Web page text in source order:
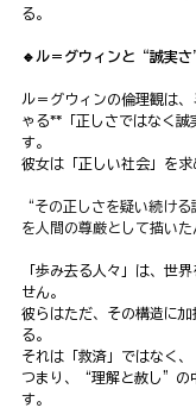
る。
🔹ル＝グウィンと“誠実さ
ル＝グウィンの倫理観は
ゃる**「正しさではなく
す。
彼女は「正しい社会」を求
“その正しさを疑い続ける
を人間の尊厳として描いた
「歩み去る人々」は、世
せん。
彼らはただ、その構造に
る。
それは「救済」ではなく、
つまり、“理解と赦し”の
す。